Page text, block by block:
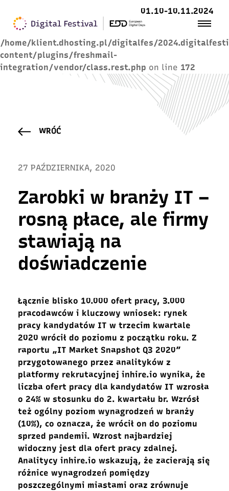
Warning : Trying to access array offset on value of
type null in
/home/klient.dhosting.pl/digitalfes/
content/plugins/freshmail-
integration/vendor/class.rest.php on line 172
01.10-10.11.2024
WRÓĆ
27 PAŹDZIERNIKA, 2020
Zarobki w branży IT –
rosną płace, ale firmy
stawiają na
doświadczenie
Łącznie blisko 10.000 ofert pracy, 3.000
pracodawców i kluczowy wniosek: rynek
pracy kandydatów IT w trzecim kwartale
2020 wrócił do poziomu z początku roku. Z
raportu „IT Market Snapshot Q3 2020”
przygotowanego przez analityków z
platformy rekrutacyjnej inhire.io wynika, że
liczba ofert pracy dla kandydatów IT wzrosła
o 24% w stosunku do 2. kwartału br. Wzrósł
też ogólny poziom wynagrodzeń w branży
(10%), co oznacza, że wrócił on do poziomu
sprzed pandemii. Wzrost najbardziej
widoczny jest dla ofert pracy zdalnej.
Analitycy inhire.io wskazują, że zacierają się
różnice wynagrodzeń pomiędzy
poszczególnymi miastami oraz zrównuje